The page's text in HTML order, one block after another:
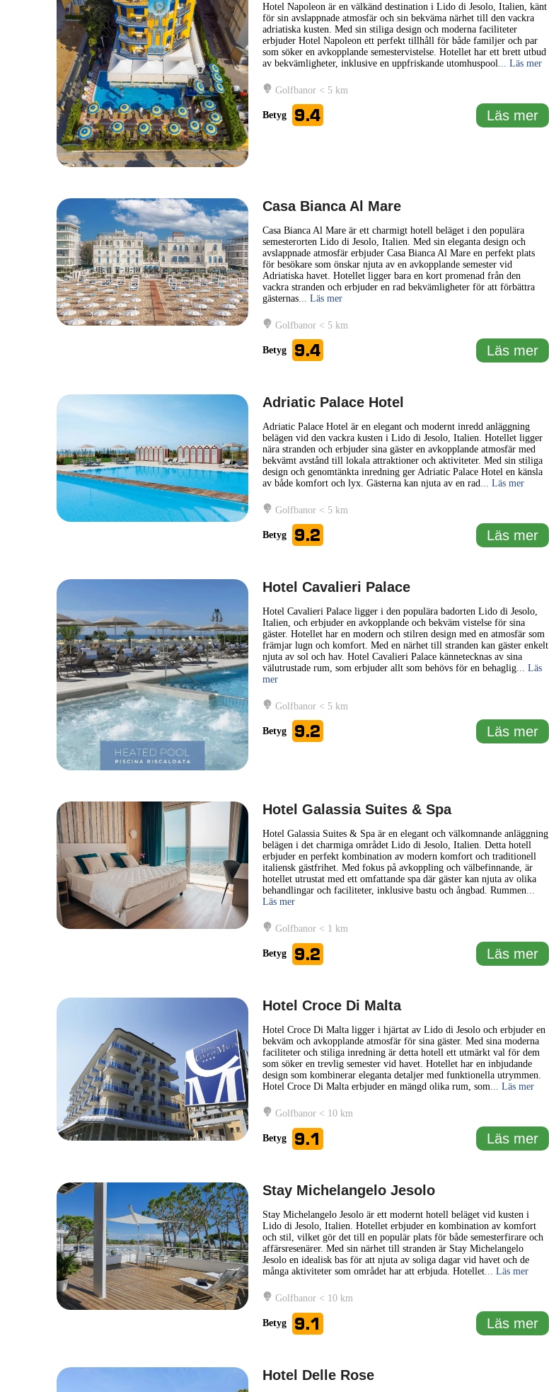
Hotel Napoleon är en välkänd destination i Lido di Jesolo, Italien, känt
för sin avslappnade atmosfär och sin bekväma närhet till den vackra
adriatiska kusten. Med sin stiliga design och moderna faciliteter
erbjuder Hotel Napoleon ett perfekt tillhåll för både familjer och par
som söker en avkopplande semestervistelse. Hotellet har ett brett utbud
av bekvämligheter, inklusive en uppfriskande utomhuspool
... Läs mer
Golfbanor < 5 km
Betyg 9.4 Läs mer
Casa Bianca Al Mare
Casa Bianca Al Mare är ett charmigt hotell beläget i den populära
semesterorten Lido di Jesolo, Italien. Med sin eleganta design och
avslappnade atmosfär erbjuder Casa Bianca Al Mare en perfekt plats
för besökare som önskar njuta av en avkopplande semester vid
Adriatiska havet. Hotellet ligger bara en kort promenad från den
vackra stranden och erbjuder en rad bekvämligheter för att förbättra
gästernas... Läs mer
Golfbanor < 5 km
Betyg 9.4 Läs mer
Adriatic Palace Hotel
Adriatic Palace Hotel är en elegant och modernt inredd anläggning
belägen vid den vackra kusten i Lido di Jesolo, Italien. Hotellet ligger
nära stranden och erbjuder sina gäster en avkopplande atmosfär med
bekvämt avstånd till lokala attraktioner och aktiviteter. Med sin stiliga
design och genomtänkta inredning ger Adriatic Palace Hotel en känsla
av både komfort och lyx. Gästerna kan njuta av en rad ... Läs mer
Golfbanor < 5 km
Betyg 9.2 Läs mer
Hotel Cavalieri Palace
Hotel Cavalieri Palace ligger i den populära badorten Lido di Jesolo,
Italien, och erbjuder en avkopplande och bekväm vistelse för sina
gäster. Hotellet har en modern och stilren design med en atmosfär som
främjar lugn och komfort. Med en närhet till stranden kan gäster enkelt
njuta av sol och hav. Hotel Cavalieri Palace kännetecknas av sina
välutrustade rum, som erbjuder allt som behövs för en behaglig... Läs
mer
Golfbanor < 5 km
Betyg 9.2 Läs mer
Hotel Galassia Suites & Spa
Hotel Galassia Suites & Spa är en elegant och välkomnande anläggning
belägen i det charmiga området Lido di Jesolo, Italien. Detta hotell
erbjuder en perfekt kombination av modern komfort och traditionell
italiensk gästfrihet. Med fokus på avkoppling och välbefinnande, är
hotellet utrustat med ett omfattande spa där gäster kan njuta av olika
behandlingar och faciliteter, inklusive bastu och ångbad. Rummen...
Läs mer
Golfbanor < 1 km
Betyg 9.2 Läs mer
Hotel Croce Di Malta
Hotel Croce Di Malta ligger i hjärtat av Lido di Jesolo och erbjuder en
bekväm och avkopplande atmosfär för sina gäster. Med sina moderna
faciliteter och stiliga inredning är detta hotell ett utmärkt val för dem
som söker en trevlig semester vid havet. Hotellet har en inbjudande
design som kombinerar eleganta detaljer med funktionella utrymmen.
Hotel Croce Di Malta erbjuder en mängd olika rum, som... Läs mer
Golfbanor < 10 km
Betyg 9.1 Läs mer
Stay Michelangelo Jesolo
Stay Michelangelo Jesolo är ett modernt hotell beläget vid kusten i
Lido di Jesolo, Italien. Hotellet erbjuder en kombination av komfort
och stil, vilket gör det till en populär plats för både semesterfirare och
affärsresenärer. Med sin närhet till stranden är Stay Michelangelo
Jesolo en idealisk bas för att njuta av soliga dagar vid havet och de
många aktiviteter som området har att erbjuda. Hotellet... Läs mer
Golfbanor < 10 km
Betyg 9.1 Läs mer
Hotel Delle Rose